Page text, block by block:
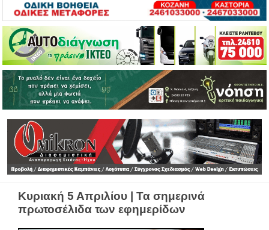
Κυριακή 5 Απριλίου | Τα σημερινά
πρωτοσέλιδα των εφημερίδων